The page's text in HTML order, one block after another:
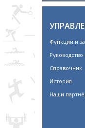
Функции и
Руководство
Справочник
История
Наши